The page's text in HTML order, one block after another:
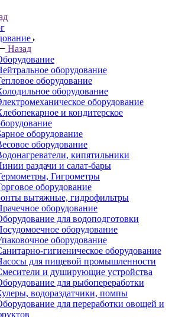
Назад
оборудование
оборудование
оборудование
оборудование
и кондитерское
оборудование
оборудование
кипятильники
раздачи и салат-бары
Гигрометры
оборудование
вытяжные, гидрофильтры
оборудование
для водоподготовки
оборудование
оборудование
гигиеническое оборудование
для пищевой промышленности
и душирующие устройства
для рыбопереработки
водораздатчики, помпы
для переработки овощей и